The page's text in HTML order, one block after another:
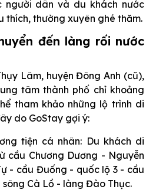
người dân và du khách nước
thích, thường xuyên ghé thăm.
đến làng rối nước
Lâm, huyện Đông Anh (cũ),
tâm thành phố chỉ khoảng
tham khảo những lộ trình di
do GoStay gợi ý:
tiện cá nhân: Du khách di
cầu Chương Dương - Nguyễn
- cầu Đuống - quốc lộ 3 - cầu
sông Cà Lồ - làng Đào Thục.